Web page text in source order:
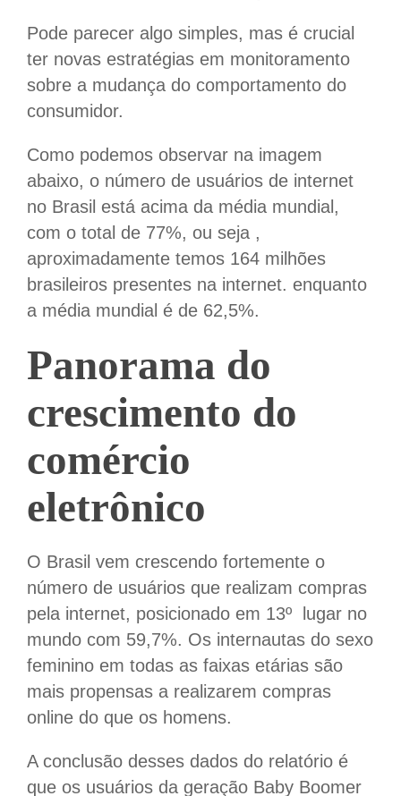
Pode parecer algo simples, mas é crucial
ter novas estratégias em monitoramento
sobre a mudança do comportamento do
consumidor.
Como podemos observar na imagem
abaixo, o número de usuários de internet
no Brasil está acima da média mundial,
com o total de 77%, ou seja ,
aproximadamente temos 164 milhões
brasileiros presentes na internet. enquanto
a média mundial é de 62,5%.
Panorama do
crescimento do
comércio
eletrônico
O Brasil vem crescendo fortemente o
número de usuários que realizam compras
pela internet, posicionado em 13º lugar no
mundo com 59,7%. Os internautas do sexo
feminino em todas as faixas etárias são
mais propensas a realizarem compras
online do que os homens.
A conclusão desses dados do relatório é
que os usuários da geração Baby Boomer